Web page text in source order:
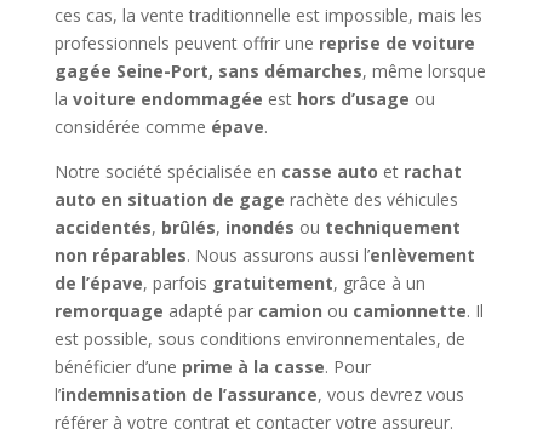
ces cas, la vente traditionnelle est impossible, mais les
professionnels peuvent offrir une reprise de voiture
gagée Seine-Port, sans démarches, même lorsque
la voiture endommagée est hors d’usage ou
considérée comme épave.
Notre société spécialisée en casse auto et rachat
auto en situation de gage rachète des véhicules
accidentés, brûlés, inondés ou techniquement
non réparables. Nous assurons aussi l’enlèvement
de l’épave, parfois gratuitement, grâce à un
remorquage adapté par camion ou camionnette. Il
est possible, sous conditions environnementales, de
bénéficier d’une prime à la casse. Pour
l’indemnisation de l’assurance, vous devrez vous
référer à votre contrat et contacter votre assureur.